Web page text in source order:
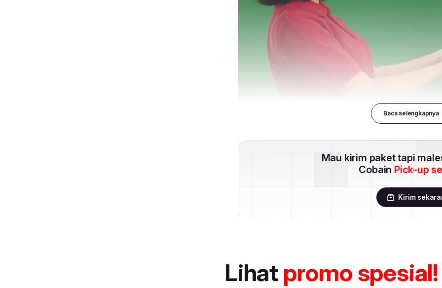
Baca selengkapnya
Mau kirim paket tapi
Cobain Pick-up
Kirim
Lihat promo spesial!